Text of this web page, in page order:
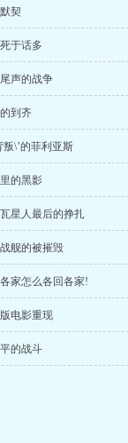
契
于话多
声的战争
到齐
叛\’的菲利亚斯
的黑影
星人最后的挣扎
舰的被摧毁
家怎么各回各家!
电影重现
的战斗